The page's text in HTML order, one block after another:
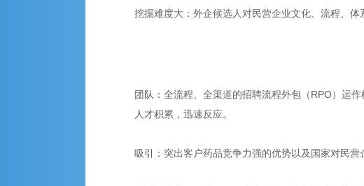
挖掘难度大：外企候选人对民营企业文化、流程、
团队：全流程、全渠道的招聘流程外包（RPO）运
人才积累，迅速反应。
吸引：突出客户药品竞争力强的优势以及国家对民